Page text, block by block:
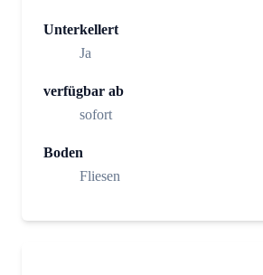
Unterkellert
Ja
verfügbar ab
sofort
Boden
Fliesen